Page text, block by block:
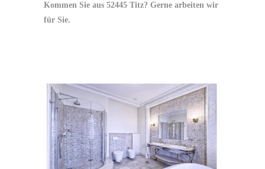
Kommen Sie aus 52445 Titz? Gerne arbeiten wir
für Sie.